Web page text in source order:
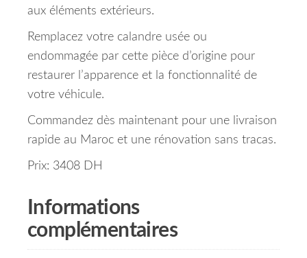
aux éléments extérieurs.
Remplacez votre calandre usée ou
endommagée par cette pièce d’origine pour
restaurer l’apparence et la fonctionnalité de
votre véhicule.
Commandez dès maintenant pour une livraison
rapide au Maroc et une rénovation sans tracas.
Prix: 3408 DH
Informations
complémentaires